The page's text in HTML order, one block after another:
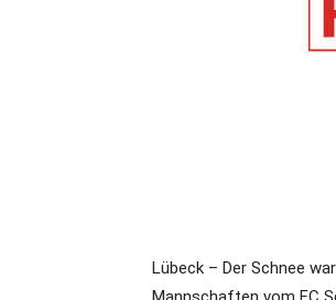
Lübeck – Der Schnee